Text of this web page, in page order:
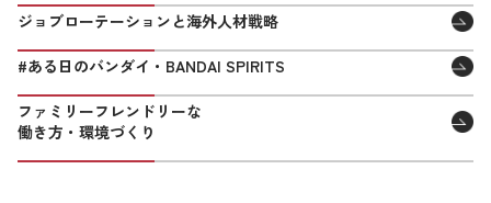
ジョブローテーションと海外人材戦略
#ある日のバンダイ・BANDAI SPIRITS
ファミリーフレンドリーな
働き方・環境づくり